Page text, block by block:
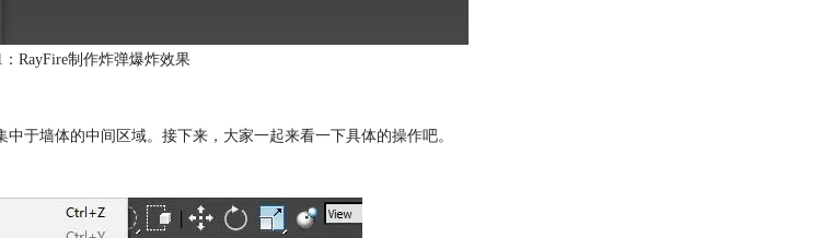
：RayFire制作炸弹爆炸效果
于墙体的中间区域。接下来，大家一起来看一下具体的操作吧。